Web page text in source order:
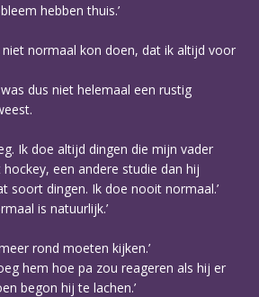
hebben thuis.’
niet normaal kon doen, dat ik altijd voor
dus niet helemaal een rustig
Ik doe altijd dingen die mijn vader
een andere studie dan hij
soort dingen. Ik doe nooit normaal.’
is natuurlijk.’
rond moeten kijken.’
hem hoe pa zou reageren als hij er
begon hij te lachen.’